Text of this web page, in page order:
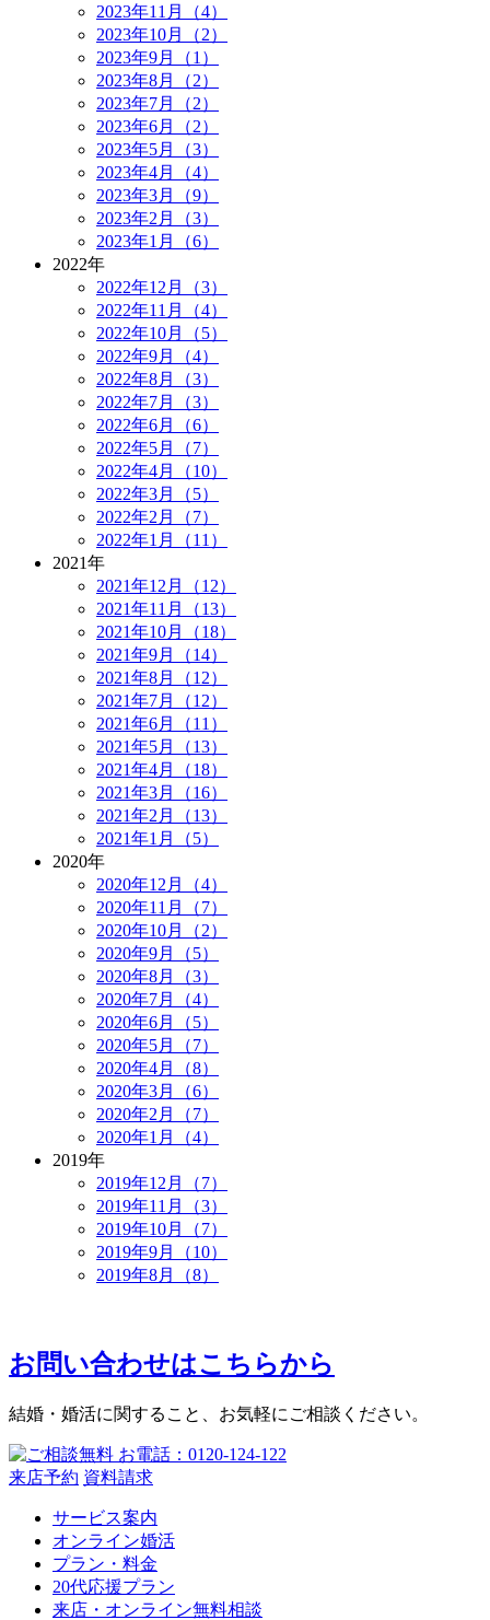
2023年11月（4）
2023年10月（2）
2023年9月（1）
2023年8月（2）
2023年7月（2）
2023年6月（2）
2023年5月（3）
2023年4月（4）
2023年3月（9）
2023年2月（3）
2023年1月（6）
2022年
2022年12月（3）
2022年11月（4）
2022年10月（5）
2022年9月（4）
2022年8月（3）
2022年7月（3）
2022年6月（6）
2022年5月（7）
2022年4月（10）
2022年3月（5）
2022年2月（7）
2022年1月（11）
2021年
2021年12月（12）
2021年11月（13）
2021年10月（18）
2021年9月（14）
2021年8月（12）
2021年7月（12）
2021年6月（11）
2021年5月（13）
2021年4月（18）
2021年3月（16）
2021年2月（13）
2021年1月（5）
2020年
2020年12月（4）
2020年11月（7）
2020年10月（2）
2020年9月（5）
2020年8月（3）
2020年7月（4）
2020年6月（5）
2020年5月（7）
2020年4月（8）
2020年3月（6）
2020年2月（7）
2020年1月（4）
2019年
2019年12月（7）
2019年11月（3）
2019年10月（7）
2019年9月（10）
2019年8月（8）
お問い合わせはこちらから
結婚・婚活に関すること、お気軽にご相談ください。
来店予約 資料請求
サービス案内
オンライン婚活
プラン・料金
20代応援プラン
来店・オンライン無料相談